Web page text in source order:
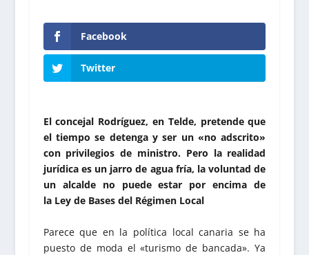
Facebook
Twitter
El concejal Rodríguez, en Telde, pretende que
el tiempo se detenga y ser un «no adscrito»
con privilegios de ministro. Pero la realidad
jurídica es un jarro de agua fría, la voluntad de
un alcalde no puede estar por encima de
la Ley de Bases del Régimen Local
Parece que en la política local canaria se ha
puesto de moda el «turismo de bancada». Ya